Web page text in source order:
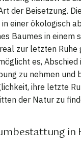
der Beisetzung.
einer ökologisch
Baumes in einem
zur letzten Ruhe
es, Abschied
zu nehmen und
ihre letzte
der Natur zu
in